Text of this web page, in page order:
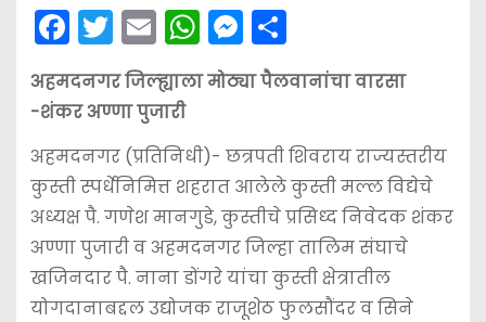
F
a
c
e
b
o
o
k
T
w
itt
er
E
m
ai
l
W
h
a
A
p
p
M
e
s
e
n
g
er
S
h
ar
अहमदनगर जिल्ह्याला मोठ्या पैलवानांचा वारसा
-शंकर अण्णा पुजारी
अहमदनगर (प्रतिनिधी)- छत्रपती शिवराय राज्यस्तरीय
कुस्ती स्पर्धेनिमित्त शहरात आलेले कुस्ती मल्ल विद्येचे
अध्यक्ष पै. गणेश मानगुडे, कुस्तीचे प्रसिध्द निवेदक शंकर
अण्णा पुजारी व अहमदनगर जिल्हा तालिम संघाचे
खजिनदार पै. नाना डोंगरे यांचा कुस्ती क्षेत्रातील
योगदानाबद्दल उद्योजक राजूशेठ फुलसौंदर व सिने